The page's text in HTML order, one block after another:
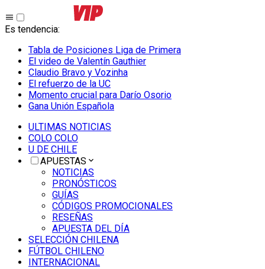
Es tendencia:
Tabla de Posiciones Liga de Primera
El video de Valentín Gauthier
Claudio Bravo y Vozinha
El refuerzo de la UC
Momento crucial para Darío Osorio
Gana Unión Española
ULTIMAS NOTICIAS
COLO COLO
U DE CHILE
APUESTAS
NOTICIAS
PRONÓSTICOS
GUÍAS
CÓDIGOS PROMOCIONALES
RESEÑAS
APUESTA DEL DÍA
SELECCIÓN CHILENA
FÚTBOL CHILENO
INTERNACIONAL